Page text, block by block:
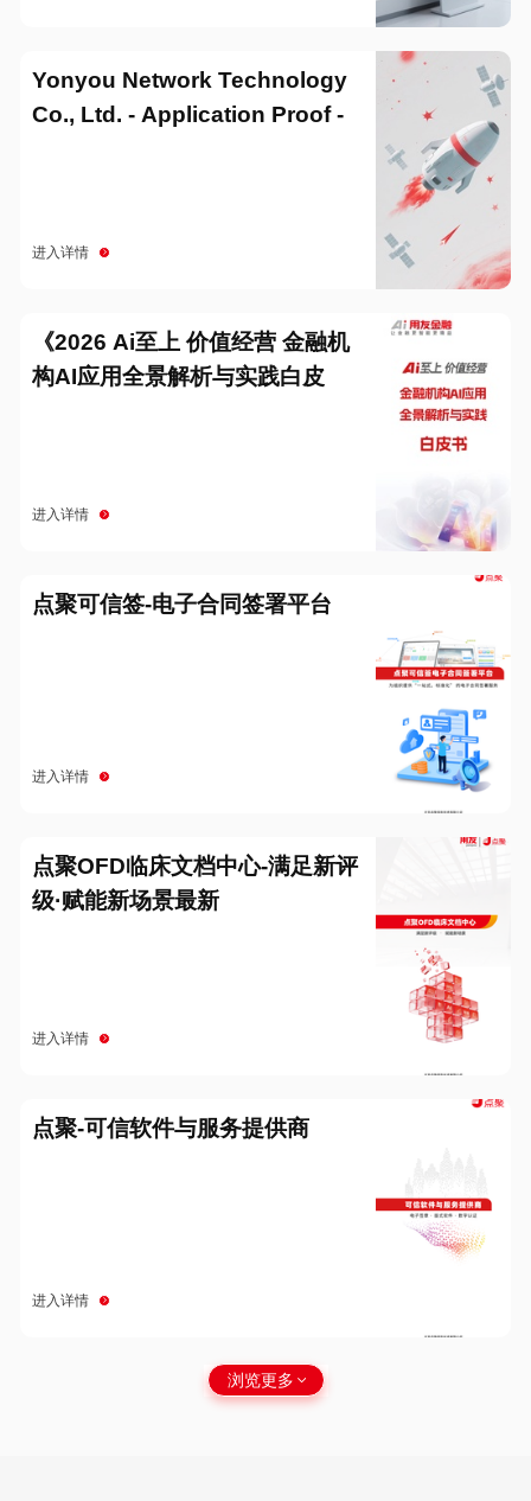
Yonyou Network Technology
Co., Ltd. - Application Proof -
进入详情
《2026 Ai至上 价值经营 金融机
构AI应用全景解析与实践白皮
进入详情
点聚可信签-电子合同签署平台
进入详情
点聚OFD临床文档中心-满足新评
级·赋能新场景最新
进入详情
点聚-可信软件与服务提供商
进入详情
浏览更多